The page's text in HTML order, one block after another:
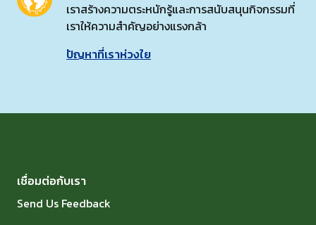
เราสร้างความตระหนักรู้และการสนับสนุนกิจกรรมที่
เราให้ความสำคัญอย่างแรงกล้า
ปัญหาที่เราห่วงใย
เชื่อมต่อกับเรา
Send Us Feedback